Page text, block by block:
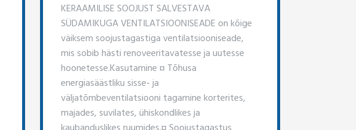
KERAAMILISE SOOJUST SALVESTAVA
SÜDAMIKUGA VENTILATSIOONISEADE on kõige
väiksem soojustagastiga ventilatsiooniseade,
mis sobib hästi renoveeritavatesse ja uutesse
hoonetesse. ​Kasutamine ¤ Tõhusa
energiasäästliku sisse- ja
väljatõmbeventilatsiooni tagamine korterites,
majades, suvilates, ühiskondlikes ja
kaubanduslikes ruumides. ​¤ Soojustagastus